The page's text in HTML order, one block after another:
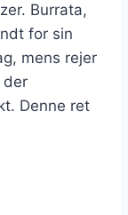
Burrata,
for sin
mens rejer
der
Denne ret